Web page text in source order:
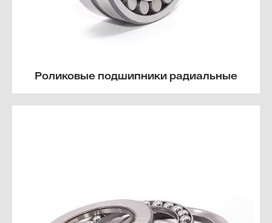
Роликовые подшипники радиальные